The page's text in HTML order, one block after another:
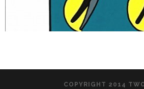
COPYRIGHT 2014